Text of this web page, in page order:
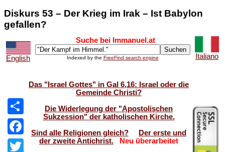
Diskurs 53 – Der Krieg im Irak – Ist Babylon
gefallen?
English
Suche bei Immanuel.at
Indexed by the FreeFind search engine Italiano
Share
Facebook
Das "Israel Gottes" in Gal 6,16: Israel oder die
Gemeinde Christi?
Die Widerlegung der "Apostolischen
Sukzession" der katholischen Kirche.
Sind alle Religionen gleich?
Der erste und
der zweite Antichrist.
Neu überarbeitet